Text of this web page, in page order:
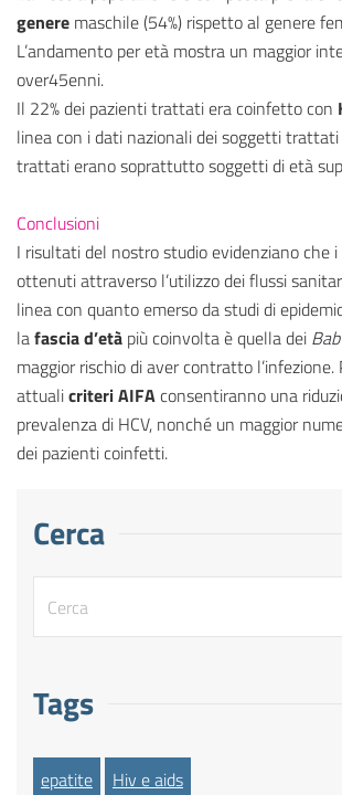
genere maschile (54%) rispetto al genere
L’andamento per età mostra un maggior
over45enni.
Il 22% dei pazienti trattati era coinfetto con
linea con i dati nazionali dei soggetti trattati
trattati erano soprattutto soggetti di età
Conclusioni
I risultati del nostro studio evidenziano che
ottenuti attraverso l’utilizzo dei flussi
linea con quanto emerso da studi di
lafascia d’età più coinvolta è quella dei
maggior rischio di aver contratto
attualicriteri AIFAconsentiranno una
prevalenza di HCV, nonché un maggior
dei pazienti coinfetti.
Cerca
Tags
epatite Hiv e aids